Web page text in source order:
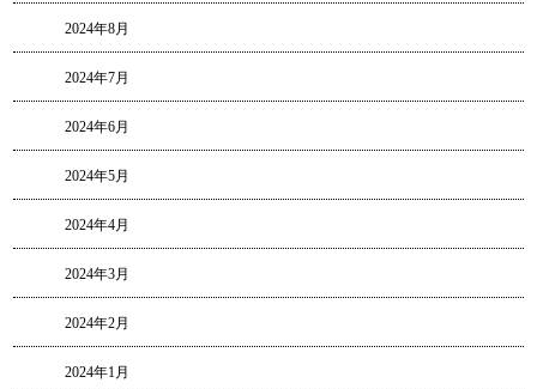
2024年8月
2024年7月
2024年6月
2024年5月
2024年4月
2024年3月
2024年2月
2024年1月